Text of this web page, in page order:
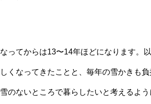
ってからは13〜14年ほどになります。
くなってきたことと、毎年の雪かきも
のないところで暮らしたいと考えるよう